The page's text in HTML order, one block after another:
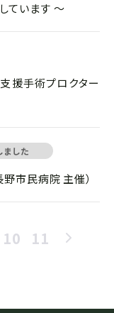
ています ～
援手術プロクター
ました
市民病院 主催）
10 11